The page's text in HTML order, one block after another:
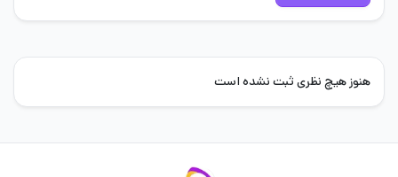
هنوز هیچ نظری ثبت نشده است